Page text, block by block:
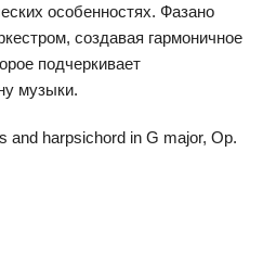
особенностях. Фазано
создавая гармоничное
подчеркивает
музыки.
and harpsichord in G major, Op.